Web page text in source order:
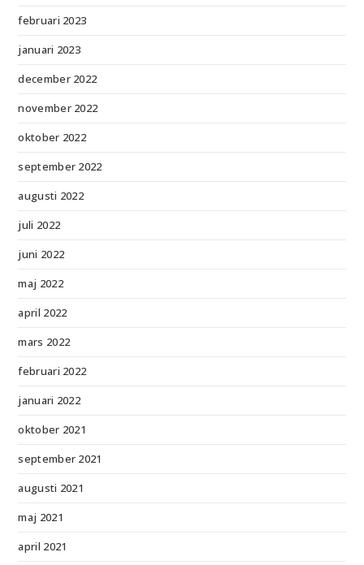
februari 2023
januari 2023
december 2022
november 2022
oktober 2022
september 2022
augusti 2022
juli 2022
juni 2022
maj 2022
april 2022
mars 2022
februari 2022
januari 2022
oktober 2021
september 2021
augusti 2021
maj 2021
april 2021